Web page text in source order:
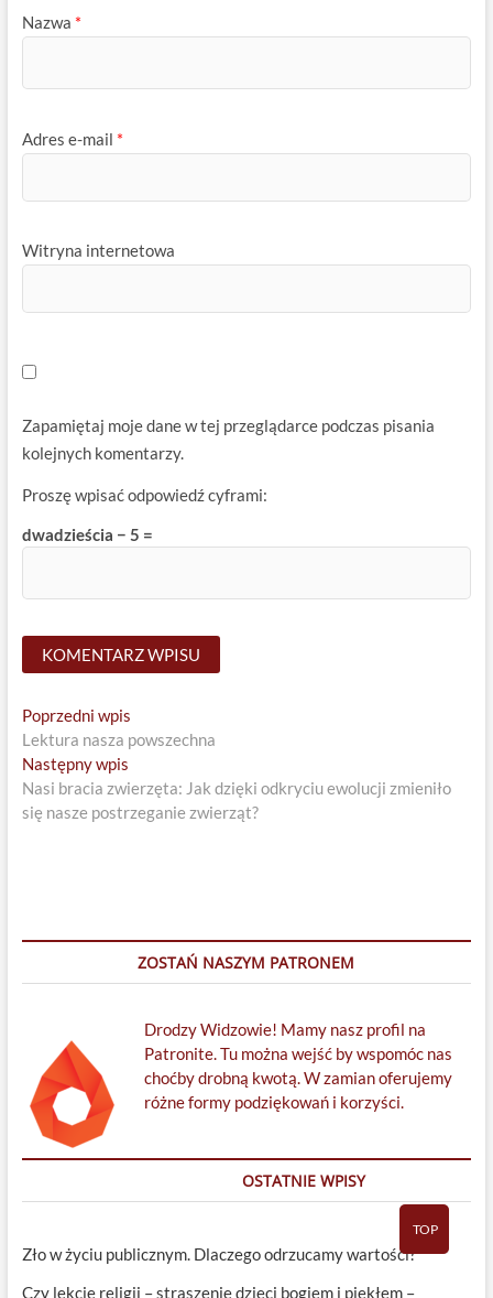
Nazwa *
Adres e-mail *
Witryna internetowa
Zapamiętaj moje dane w tej przeglądarce podczas pisania
kolejnych komentarzy.
Proszę wpisać odpowiedź cyframi:
dwadzieścia − 5 =
Nawigacja
wpisu
Poprzedni wpisPrevious
post:
Lektura nasza powszechna
Następny wpisNext
post:
Nasi bracia zwierzęta: Jak dzięki odkryciu ewolucji zmieniło
się nasze postrzeganie zwierząt?
ZOSTAŃ NASZYM PATRONEM
Drodzy Widzowie! Mamy nasz profil na
Patronite. Tu można wejść by wspomóc nas
choćby drobną kwotą. W zamian oferujemy
różne formy podziękowań i korzyści.
OSTATNIE WPISY
Zło w życiu publicznym. Dlaczego odrzucamy wartości?
Czy lekcje religii – straszenie dzieci bogiem i piekłem –
TOP